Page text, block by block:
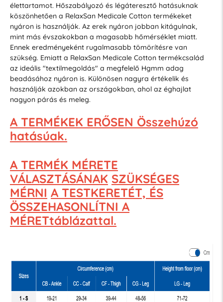
élettartamot. Hőszabályozó és légáteresztő hatásuknak
köszönhetően a RelaxSan Medicale Cotton termékeket
nyáron is használják. Az erek nyáron jobban kitágulnak,
mint más évszakokban a magasabb hőmérséklet miatt.
Ennek eredményeként rugalmasabb tömörítésre van
szükség. Emiatt a RelaxSan Medicale Cotton termékcsalád
az ideális "textilmegoldás" a megfelelő Hgmm adag
beadásához nyáron is. Különösen nagyra értékelik és
használják azokban az országokban, ahol az éghajlat
nagyon párás és meleg.
A TERMÉKEK ERŐSEN Összehúzó
hatásúak.
A TERMÉK MÉRETE
VÁLASZTÁSÁNAK SZÜKSÉGES
MÉRNI A TESTKERETÉT, ÉS
ÖSSZEHASONLÍTNI A
MÉRETtáblázattal.